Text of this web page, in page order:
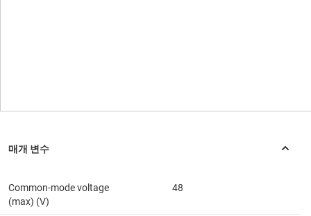
Common-mode voltage
(max) (V)
48